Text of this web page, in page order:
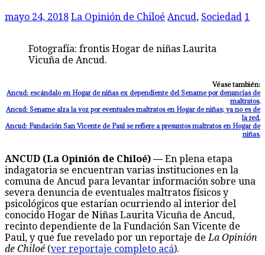
mayo 24, 2018 La Opinión de Chiloé Ancud, Sociedad 1
Fotografía: frontis Hogar de niñas Laurita
Vicuña de Ancud.
Véase también:
Ancud: escándalo en Hogar de niñas ex dependiente del Sename por denuncias de
maltratos.
Ancud: Sename alza la voz por eventuales maltratos en Hogar de niñas; ya no es de
la red.
Ancud: Fundación San Vicente de Paul se refiere a presuntos maltratos en Hogar de
niñas.
ANCUD (La Opinión de Chiloé) — En plena etapa
indagatoria se encuentran varias instituciones en la
comuna de Ancud para levantar información sobre una
severa denuncia de eventuales maltratos físicos y
psicológicos que estarían ocurriendo al interior del
conocido Hogar de Niñas Laurita Vicuña de Ancud,
recinto dependiente de la Fundación San Vicente de
Paul, y que fue revelado por un reportaje de La Opinión
de Chiloé (ver reportaje completo acá).